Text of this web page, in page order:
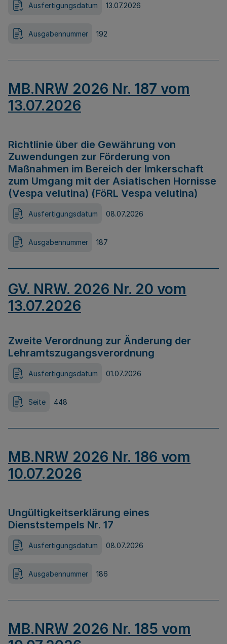
Ausfertigungsdatum 13.07.2026
Ausgabennummer 192
MB.NRW 2026 Nr. 187 vom
13.07.2026
Richtlinie über die Gewährung von
Zuwendungen zur Förderung von
Maßnahmen im Bereich der Imkerschaft
zum Umgang mit der Asiatischen Hornisse
(Vespa velutina) (FöRL Vespa velutina)
Ausfertigungsdatum 08.07.2026
Ausgabennummer 187
GV. NRW. 2026 Nr. 20 vom
13.07.2026
Zweite Verordnung zur Änderung der
Lehramtszugangsverordnung
Ausfertigungsdatum 01.07.2026
Seite 448
MB.NRW 2026 Nr. 186 vom
10.07.2026
Ungültigkeitserklärung eines
Dienststempels Nr. 17
Ausfertigungsdatum 08.07.2026
Ausgabennummer 186
MB.NRW 2026 Nr. 185 vom